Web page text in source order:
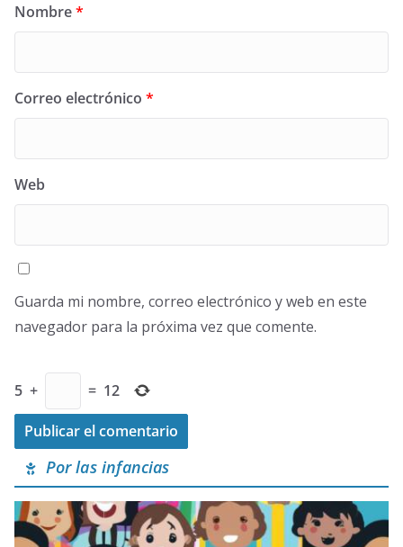
Nombre*
Correo electrónico *
Web
Guarda mi nombre, correo electrónico y web en este
navegador para la próxima vez que comente.
5 + = 12
Por las infancias